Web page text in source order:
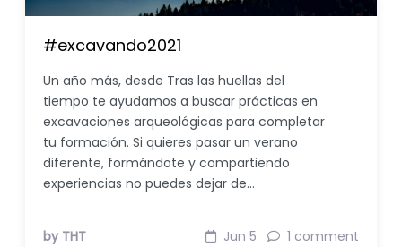
#excavando2021
Un año más, desde Tras las huellas del
tiempo te ayudamos a buscar prácticas en
excavaciones arqueológicas para completar
tu formación. Si quieres pasar un verano
diferente, formándote y compartiendo
experiencias no puedes dejar de…
by THT Jun 5 1 comment